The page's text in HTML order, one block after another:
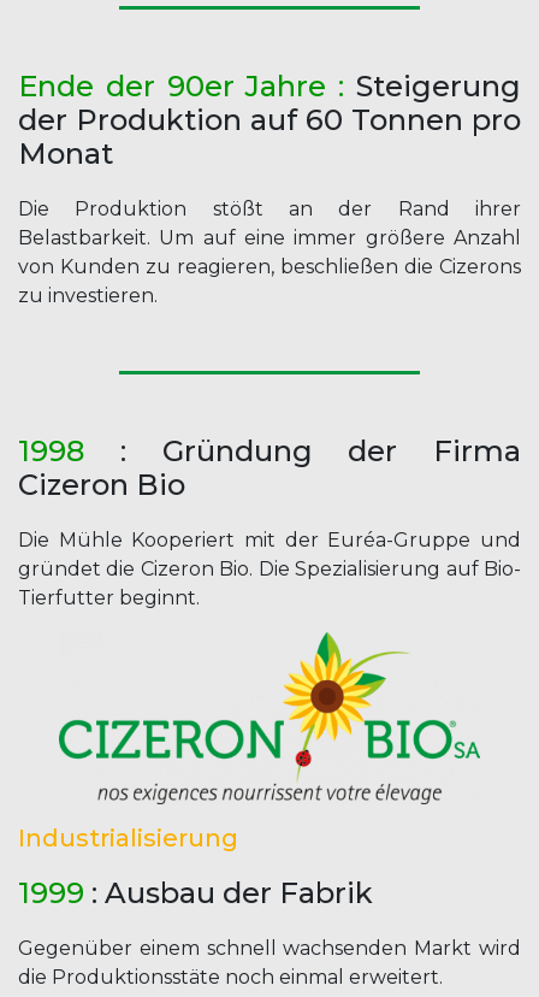
Ende der 90er Jahre : Steigerung
der Produktion auf 60 Tonnen pro
Monat
Die Produktion stößt an der Rand ihrer
Belastbarkeit. Um auf eine immer größere Anzahl
von Kunden zu reagieren, beschließen die Cizerons
zu investieren.
1998 : Gründung der Firma
Cizeron Bio
Die Mühle Kooperiert mit der Euréa-Gruppe und
gründet die Cizeron Bio. Die Spezialisierung auf Bio-
Tierfutter beginnt.
Industrialisierung
1999 : Ausbau der Fabrik
Gegenüber einem schnell wachsenden Markt wird
die Produktionsstäte noch einmal erweitert.